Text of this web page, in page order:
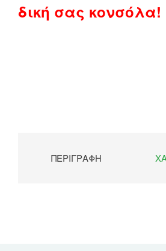
δική σας κονσόλα!
ΠΕΡΙΓΡΑΦΉ